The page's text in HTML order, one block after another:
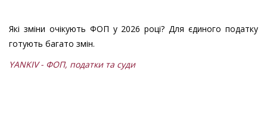
Які зміни очікують ФОП у 2026 році? Для єдиного податку
готують багато змін.
YANKIV - ФОП, податки та суди